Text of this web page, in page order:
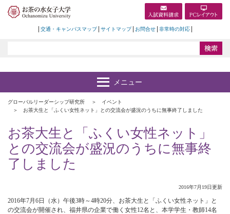
交通・キャンパスマップ サイトマップ お問合せ 非常時の対応
グローバルリーダーシップ研究所
イベント
お茶大生と「ふくい女性ネット」との交流会が盛況のうちに無事終了しました
お茶大生と「ふくい女性ネット」
との交流会が盛況のうちに無事終
了しました
2016年7月19日更新
2016年7月6日（水）午後3時～4時20分、お茶大生と「ふくい女性ネット」と
の交流会が開催され、福井県の企業で働く女性12名と、本学学生・教師14名